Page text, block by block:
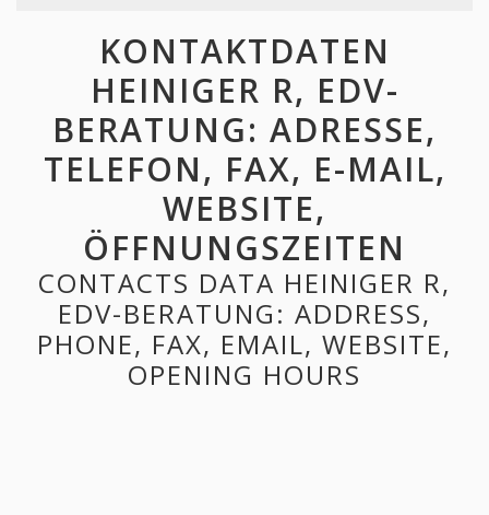
KONTAKTDATEN
HEINIGER R, EDV-
BERATUNG: ADRESSE,
TELEFON, FAX, E-MAIL,
WEBSITE,
ÖFFNUNGSZEITEN
CONTACTS DATA HEINIGER R,
EDV-BERATUNG: ADDRESS,
PHONE, FAX, EMAIL, WEBSITE,
OPENING HOURS